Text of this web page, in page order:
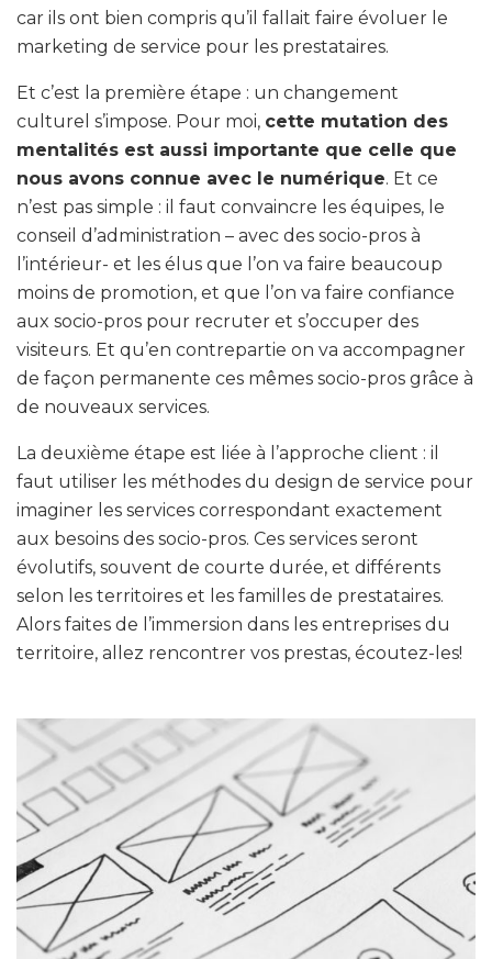
car ils ont bien compris qu’il fallait faire évoluer le
marketing de service pour les prestataires.
Et c’est la première étape : un changement
culturel s’impose. Pour moi, cette mutation des
mentalités est aussi importante que celle que
nous avons connue avec le numérique. Et ce
n’est pas simple : il faut convaincre les équipes, le
conseil d’administration – avec des socio-pros à
l’intérieur- et les élus que l’on va faire beaucoup
moins de promotion, et que l’on va faire confiance
aux socio-pros pour recruter et s’occuper des
visiteurs. Et qu’en contrepartie on va accompagner
de façon permanente ces mêmes socio-pros grâce à
de nouveaux services.
La deuxième étape est liée à l’approche client : il
faut utiliser les méthodes du design de service pour
imaginer les services correspondant exactement
aux besoins des socio-pros. Ces services seront
évolutifs, souvent de courte durée, et différents
selon les territoires et les familles de prestataires.
Alors faites de l’immersion dans les entreprises du
territoire, allez rencontrer vos prestas, écoutez-les!